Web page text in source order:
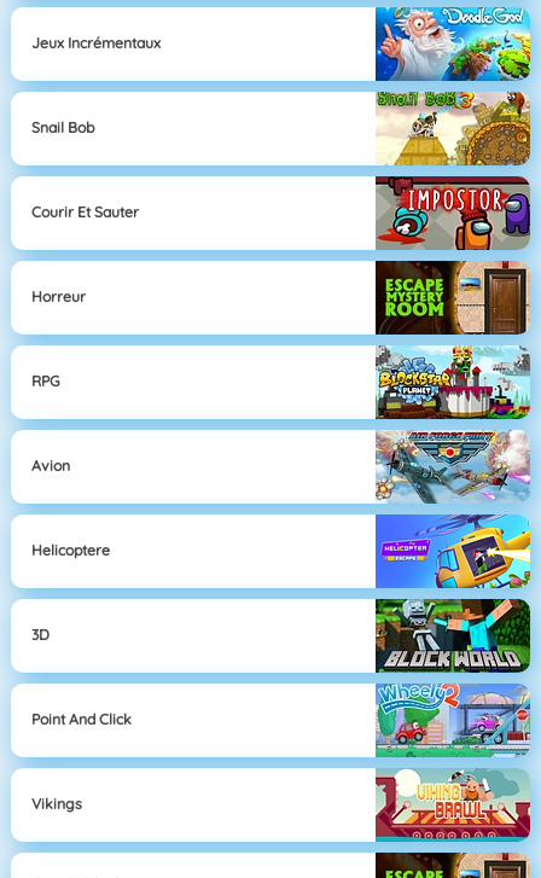
Jeux Incrémentaux
Snail Bob
Courir Et Sauter
Horreur
RPG
Avion
Helicoptere
3D
Point And Click
Vikings